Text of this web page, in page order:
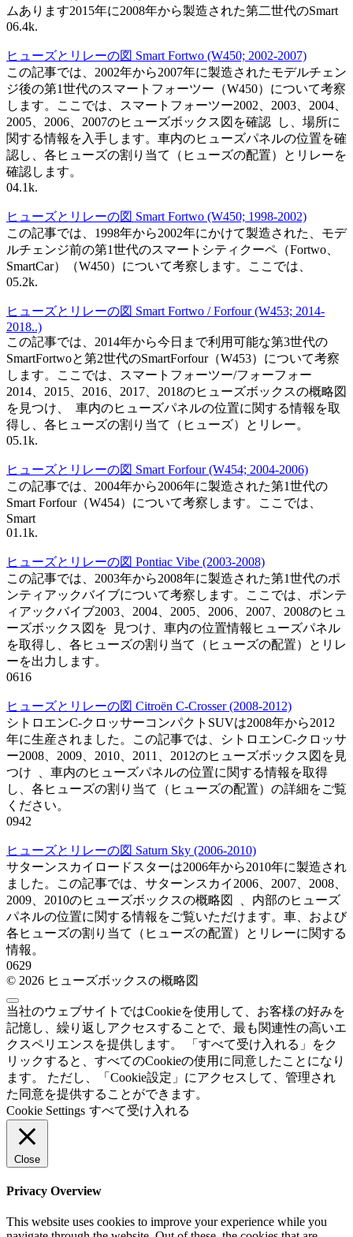
ムあります2015年に2008年から製造された第二世代のSmart
06.4k.
ヒューズとリレーの図 Smart Fortwo (W450; 2002-2007)
この記事では、2002年から2007年に製造されたモデルチェン
ジ後の第1世代のスマートフォーツー（W450）について考察
します。ここでは、スマートフォーツー2002、2003、2004、
2005、2006、2007のヒューズボックス図を確認 し、場所に
関する情報を入手します。車内のヒューズパネルの位置を確
認し、各ヒューズの割り当て（ヒューズの配置）とリレーを
確認します。
04.1k.
ヒューズとリレーの図 Smart Fortwo (W450; 1998-2002)
この記事では、1998年から2002年にかけて製造された、モデ
ルチェンジ前の第1世代のスマートシティクーペ（Fortwo、
SmartCar）（W450）について考察します。ここでは、
05.2k.
ヒューズとリレーの図 Smart Fortwo / Forfour (W453; 2014-
2018..)
この記事では、2014年から今日まで利用可能な第3世代の
SmartFortwoと第2世代のSmartForfour（W453）について考察
します。ここでは、スマートフォーツー/フォーフォー
2014、2015、2016、2017、2018のヒューズボックスの概略図
を見つけ、 車内のヒューズパネルの位置に関する情報を取
得し、各ヒューズの割り当て（ヒューズ）とリレー。
05.1k.
ヒューズとリレーの図 Smart Forfour (W454; 2004-2006)
この記事では、2004年から2006年に製造された第1世代の
Smart Forfour（W454）について考察します。ここでは、
Smart
01.1k.
ヒューズとリレーの図 Pontiac Vibe (2003-2008)
この記事では、2003年から2008年に製造された第1世代のポ
ンティアックバイブについて考察します。ここでは、ポンテ
ィアックバイブ2003、2004、2005、2006、2007、2008のヒュ
ーズボックス図を 見つけ、車内の位置情報ヒューズパネル
を取得し、各ヒューズの割り当て（ヒューズの配置）とリレ
ーを出力します。
0616
ヒューズとリレーの図 Citroën C-Crosser (2008-2012)
シトロエンC-クロッサーコンパクトSUVは2008年から2012
年に生産されました。この記事では、シトロエンC-クロッサ
ー2008、2009、2010、2011、2012のヒューズボックス図を見
つけ 、車内のヒューズパネルの位置に関する情報を取得
し、各ヒューズの割り当て（ヒューズの配置）の詳細をご覧
ください。
0942
ヒューズとリレーの図 Saturn Sky (2006-2010)
サターンスカイロードスターは2006年から2010年に製造され
ました。この記事では、サターンスカイ2006、2007、2008、
2009、2010のヒューズボックスの概略図 、内部のヒューズ
パネルの位置に関する情報をご覧いただけます。車、および
各ヒューズの割り当て（ヒューズの配置）とリレーに関する
情報。
0629
© 2026 ヒューズボックスの概略図
当社のウェブサイトではCookieを使用して、お客様の好みを
記憶し、繰り返しアクセスすることで、最も関連性の高いエ
クスペリエンスを提供します。 「すべて受け入れる」をク
リックすると、すべてのCookieの使用に同意したことになり
ます。 ただし、「Cookie設定」にアクセスして、管理され
た同意を提供することができます。
Cookie Settings すべて受け入れる
Close
Privacy Overview
This website uses cookies to improve your experience while you